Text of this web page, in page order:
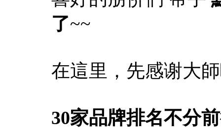
了~~
在這里，先感谢大
30家品牌排名不分